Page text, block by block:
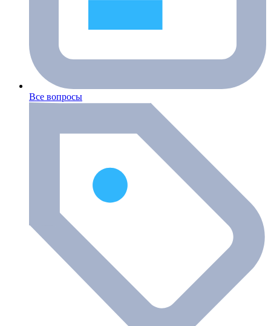
Все вопросы